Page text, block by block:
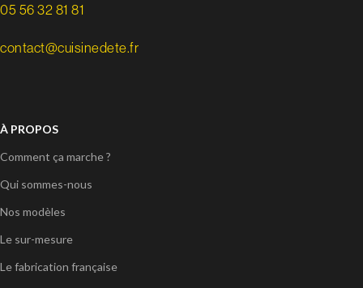
05 56 32 81 81
contact@cuisinedete.fr
À PROPOS
Comment ça marche ?
Qui sommes-nous
Nos modèles
Le sur-mesure
Le fabrication française